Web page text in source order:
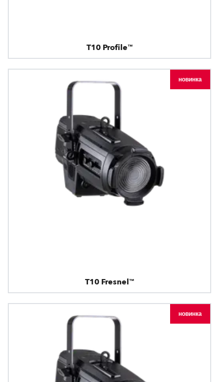
T10 Profile™
T10 Fresnel™
новинка
новинка